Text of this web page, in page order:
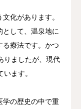
化があります。
として、温泉地に
る療法です。かつ
りましたが、現代
ます。
学の歴史の中で重